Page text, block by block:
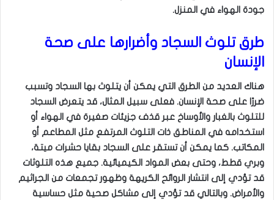
جودة الهواء في المنزل.
طرق تلوث السجاد وأضرارها على صحة
الإنسان
هناك العديد من الطرق التي يمكن أن يتلوث بها السجاد وتسبب
ضررًا على صحة الإنسان. فعلى سبيل المثال، قد يتعرض السجاد
للتلوث بالغبار والأوساخ عبر قذف جزيئات صغيرة في الهواء أو
استخدامه في المناطق ذات التلوث المرتفع مثل المطاعم أو
المكاتب. كما يمكن أن تستقر على السجاد بقايا حشرات ميتة،
وبري قطط، وحتى بعض المواد الكيميائية. جميع هذه التلوثات
قد تؤدي إلى انتشار الروائح الكريهة وظهور تجمعات من الجراثيم
والأمراض. وبالتالي قد تؤدي إلى مشاكل صحية مثل حساسية